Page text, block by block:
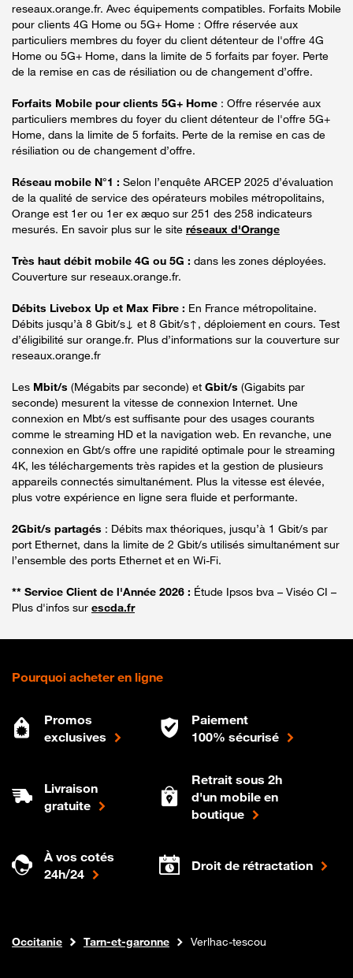
reseaux.orange.fr. Avec équipements compatibles. Forfaits Mobile
pour clients 4G Home ou 5G+ Home : Offre réservée aux
particuliers membres du foyer du client détenteur de l'offre 4G
Home ou 5G+ Home, dans la limite de 5 forfaits par foyer. Perte
de la remise en cas de résiliation ou de changement d’offre.
Forfaits Mobile pour clients 5G+ Home : Offre réservée aux
particuliers membres du foyer du client détenteur de l'offre 5G+
Home, dans la limite de 5 forfaits. Perte de la remise en cas de
résiliation ou de changement d’offre.
Réseau mobile N°1 : Selon l’enquête ARCEP 2025 d’évaluation
de la qualité de service des opérateurs mobiles métropolitains,
Orange est 1er ou 1er ex æquo sur 251 des 258 indicateurs
mesurés. En savoir plus sur le site réseaux d'Orange
Très haut débit mobile 4G ou 5G : dans les zones déployées.
Couverture sur reseaux.orange.fr.
Débits Livebox Up et Max Fibre : En France métropolitaine.
Débits jusqu’à 8 Gbit/s↓ et 8 Gbit/s↑, déploiement en cours. Test
d’éligibilité sur orange.fr. Plus d’informations sur la couverture sur
reseaux.orange.fr
Les Mbit/s (Mégabits par seconde) et Gbit/s (Gigabits par
seconde) mesurent la vitesse de connexion Internet. Une
connexion en Mbt/s est suffisante pour des usages courants
comme le streaming HD et la navigation web. En revanche, une
connexion en Gbt/s offre une rapidité optimale pour le streaming
4K, les téléchargements très rapides et la gestion de plusieurs
appareils connectés simultanément. Plus la vitesse est élevée,
plus votre expérience en ligne sera fluide et performante.
2Gbit/s partagés : Débits max théoriques, jusqu’à 1 Gbit/s par
port Ethernet, dans la limite de 2 Gbit/s utilisés simultanément sur
l’ensemble des ports Ethernet et en Wi-Fi.
** Service Client de l'Année 2026 : Étude Ipsos bva – Viséo CI –
Plus d'infos sur escda.fr
Pourquoi acheter en ligne
Promos
exclusives
Paiement
100% sécurisé
Livraison
gratuite
Retrait sous 2h
d'un mobile en
boutique
À vos cotés
24h/24
Droit de rétractation
Boutique Orange
Internet fibre
Occitanie Tarn-et-garonne Verlhac-tescou